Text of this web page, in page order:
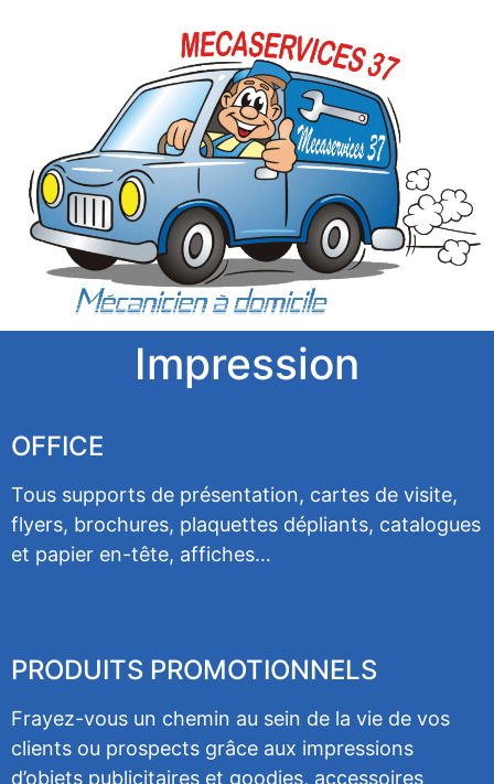
Impression
OFFICE
Tous supports de présentation, cartes de visite,
flyers, brochures, plaquettes dépliants, catalogues
et papier en-tête, affiches…
PRODUITS PROMOTIONNELS
Frayez-vous un chemin au sein de la vie de vos
clients ou prospects grâce aux impressions
d’objets publicitaires et goodies, accessoires